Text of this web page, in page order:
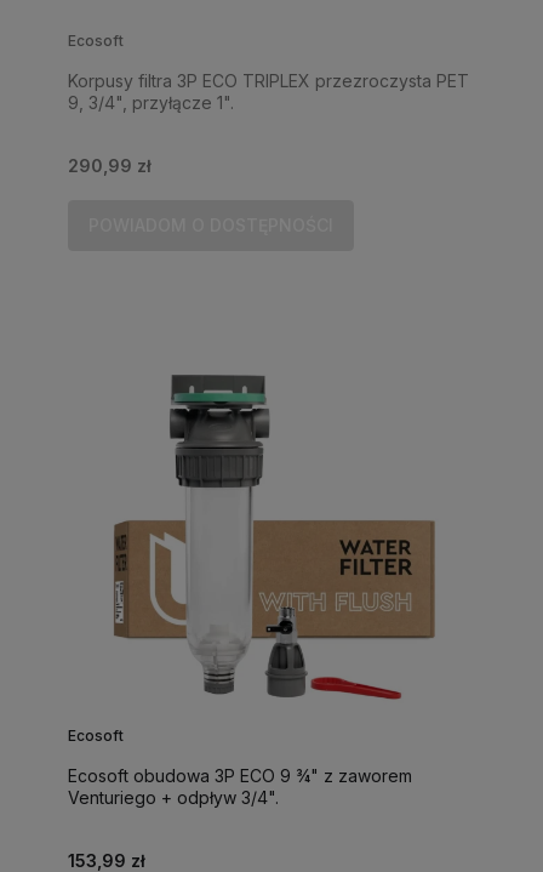
Ecosoft
Korpusy filtra 3P ECO TRIPLEX przezroczysta PET
9, 3/4", przyłącze 1".
290,99 zł
Ecosoft
Ecosoft obudowa 3P ECO 9 ¾" z zaworem
Venturiego + odpływ 3/4".
153,99 zł